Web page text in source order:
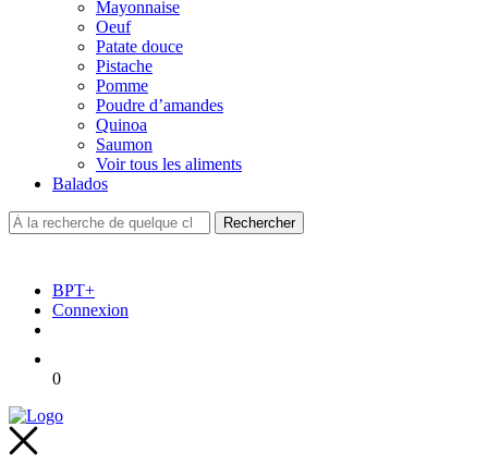
Mayonnaise
Oeuf
Patate douce
Pistache
Pomme
Poudre d’amandes
Quinoa
Saumon
Voir tous les aliments
Balados
BPT+
Connexion
0